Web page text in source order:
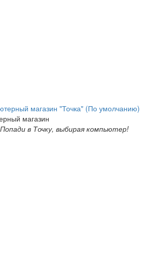
магазин
Попади в Точку, выбирая компьютер!